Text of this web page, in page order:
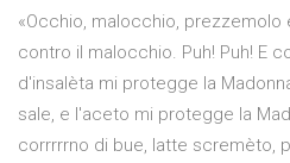
«Occhio, malocchio,
contro il malocchio. Puh! Puh! E
d'insalèta mi protegge la
sale, e l'aceto mi protegge la
corrrrrno di bue, latte scremèto,